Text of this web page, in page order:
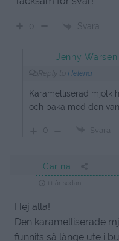
Svara
Jenny Warsen
Helena
Karamelliserad mjölk
och baka med den
Svara
Carina
11 år sedan
Hej alla!
Den karamelliserade
funnits så länge ute i